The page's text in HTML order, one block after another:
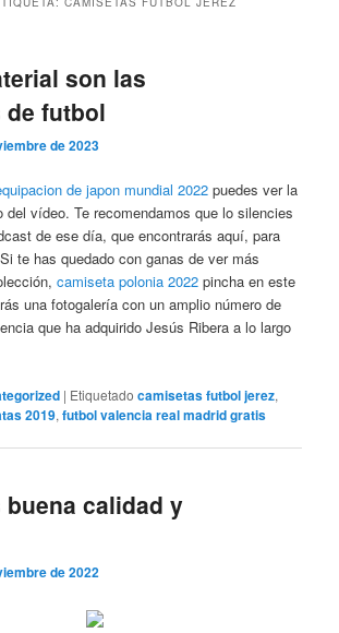
son las
de futbol
de 2023
de japon mundial 2022 puedes ver la
del vídeo. Te recomendamos que lo silencies
de ese día, que encontrarás aquí, para
te has quedado con ganas de ver más
camiseta polonia 2022 pincha en este
una fotogalería con un amplio número de
que ha adquirido Jesús Ribera a lo largo
| Etiquetado camisetas futbol jerez,
2019,futbol valencia real madrid gratis
calidad y
de 2022